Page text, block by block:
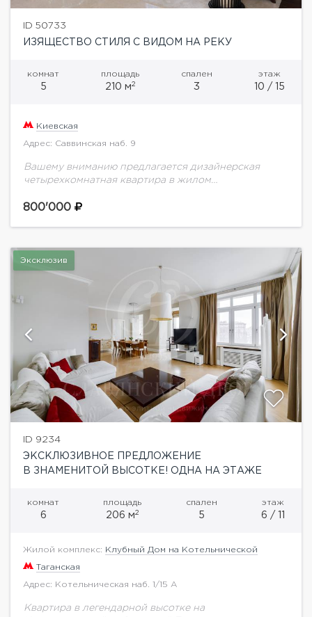
ID 50733
ИЗЯЩЕСТВО СТИЛЯ С ВИДОМ НА РЕКУ
комнат
5
площадь
210 м2
спален
3
этаж
10 / 15
Киевская
Адрес: Саввинская наб. 9
Вашему вниманию предлагается дизайнерская
четырехкомнатная квартира в жилом
"Ривер Хаус" (River House) расположен в
800'000
Эксклюзив
ID 9234
ЭКСКЛЮЗИВНОЕ ПРЕДЛОЖЕНИЕ
В ЗНАМЕНИТОЙ ВЫСОТКЕ! ОДНА НА ЭТАЖЕ
комнат
6
площадь
206 м2
спален
5
этаж
6 / 11
Жилой комплекс: Клубный Дом на Котельнической
Таганская
Адрес: Котельническая наб. 1/15 А
Квартира в легендарной высотке на